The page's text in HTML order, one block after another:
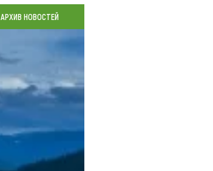
Коллекция впечатлений
Фотогалерея
АРХИВ НОВОСТЕЙ